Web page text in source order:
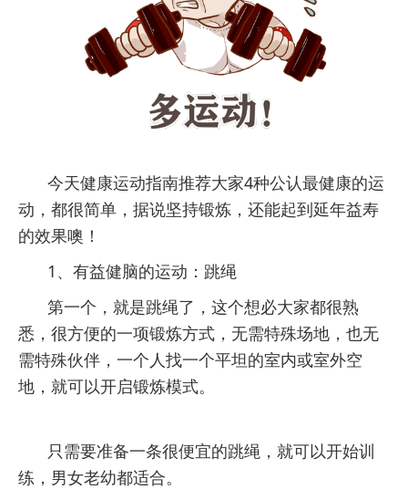
今天健康运动指南推荐大家4种公认最健康的运
动，都很简单，据说坚持锻炼，还能起到延年益寿
的效果噢！
1、有益健脑的运动：跳绳
第一个，就是跳绳了，这个想必大家都很熟
悉，很方便的一项锻炼方式，无需特殊场地，也无
需特殊伙伴，一个人找一个平坦的室内或室外空
地，就可以开启锻炼模式。
只需要准备一条很便宜的跳绳，就可以开始训
练，男女老幼都适合。